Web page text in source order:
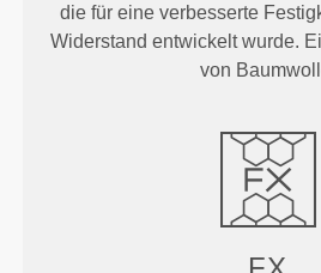
die für eine verbesserte
Widerstand entwickelt wurde.
von